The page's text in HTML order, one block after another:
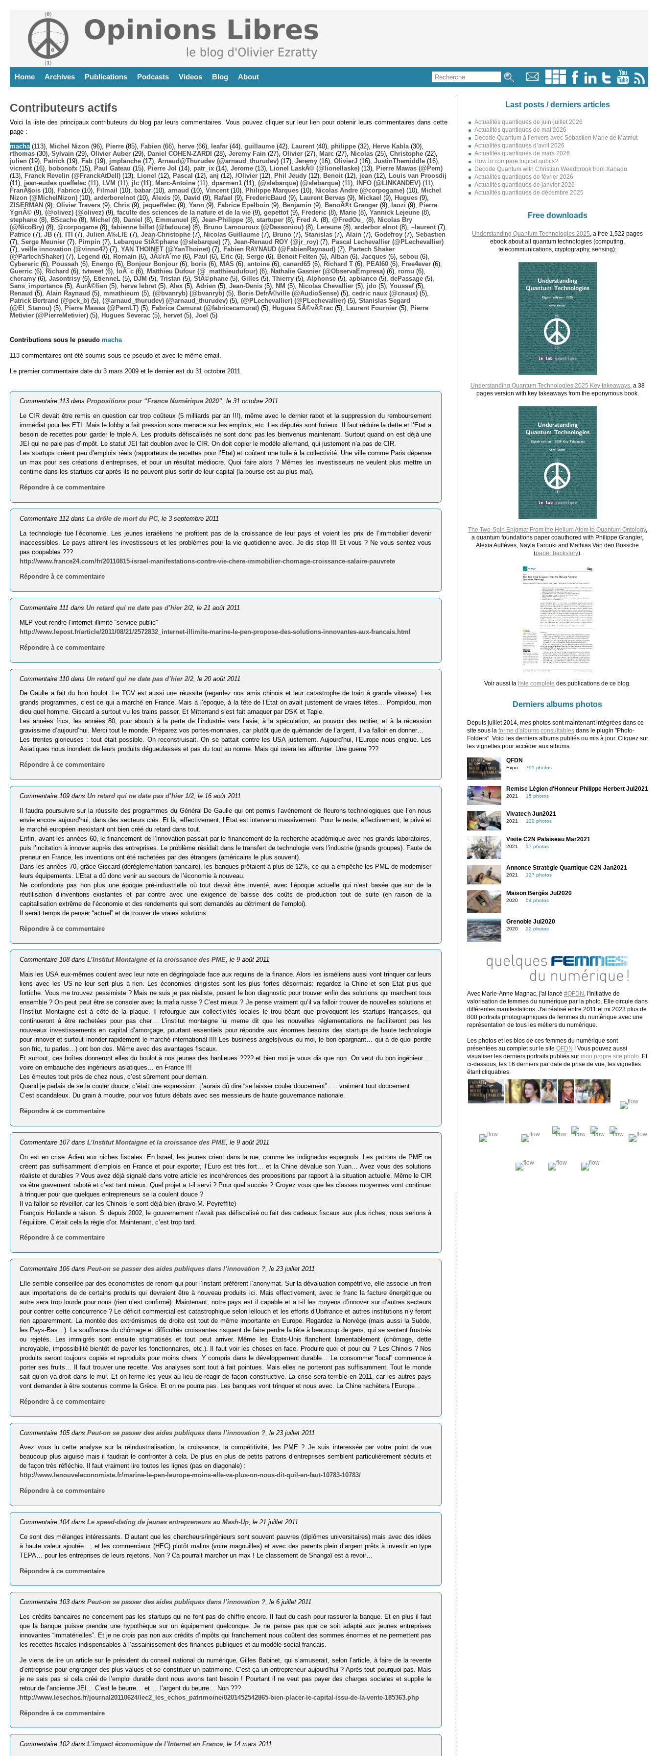
Home Archives Publications Podcasts Videos Blog About
Contributeurs actifs
Voici la liste des principaux contributeurs du blog par leurs commentaires. Vous pouvez cliquer sur leur lien pour obtenir leurs commentaires dans cette
page :
macha (113), Michel Nizon (96), Pierre (85), Fabien (66), herve (66), leafar (44), guillaume (42), Laurent (40), philippe (32), Herve Kabla (30),
rthomas (30), Sylvain (29), Olivier Auber (29), Daniel COHEN-ZARDI (28), Jeremy Fain (27), Olivier (27), Marc (27), Nicolas (25), Christophe (22),
julien (19), Patrick (19), Fab (19), jmplanche (17), Arnaud@Thurudev (@arnaud_thurudev) (17), Jeremy (16), OlivierJ (16), JustinThemiddle (16),
vicnent (16), bobonofx (15), Paul Gateau (15), Pierre Jol (14), patr_ix (14), Jerome (13), Lionel LaskÃ© (@lionellaske) (13),
Pierre Mawas (@Pem)
(13),
Franck Revelin (@FranckAtDell) (13), Lionel (12), Pascal (12), anj (12), /Olivier (12), Phil Jeudy (12), Benoit (12), jean (12),
Louis van Proosdij
(11), jean-eudes queffelec (11), LVM (11), jlc (11), Marc-Antoine (11), dparmen1 (11), (@slebarque) (@slebarque) (11), INFO (@LINKANDEV) (11),
FranÃ§ois (10), Fabrice (10), Filmail (10), babar (10), arnaud (10), Vincent (10), Philippe Marques (10), Nicolas Andre (@corpogame) (10),
Michel
Nizon (@MichelNizon) (10), arderborelnot (10), Alexis (9), David (9), Rafael (9), FredericBaud (9), Laurent Bervas (9), Mickael (9), Hugues (9),
ZISERMAN (9), Olivier Travers (9), Chris (9), jequeffelec (9), Yann (9), Fabrice Epelboin (9), Benjamin (9), BenoÃ®t Granger (9), laozi (9),
Pierre
YgriÃ© (9), (@olivez) (@olivez) (9), faculte des sciences de la nature et de la vie (9), gepettot (9), Frederic (8), Marie (8), Yannick Lejeune (8),
stephane (8), BScache (8), Michel (8), Daniel (8), Emmanuel (8), Jean-Philippe (8), startuper (8), Fred A. (8), @FredOu_ (8),
Nicolas Bry
(@NicoBry) (8), @corpogame (8), fabienne billat (@fadouce) (8), Bruno Lamouroux (@Dassoniou) (8), Lereune (8), arderbor elnot (8), ~laurent (7),
Patrice (7), JB (7), ITI (7), Julien Ã‰LIE (7), Jean-Christophe (7), Nicolas Guillaume (7), Bruno (7), Stanislas (7), Alain (7), Godefroy (7), Sebastien
(7), Serge Meunier (7), Pimpin (7), Lebarque StÃ©phane (@slebarque) (7), Jean-Renaud ROY (@jr_roy) (7),
Pascal Lechevallier (@PLechevallier)
(7), veille innovation (@vinno47) (7), YAN THOINET (@YanThoinet) (7), Fabien RAYNAUD (@FabienRaynaud) (7),
Partech Shaker
(@PartechShaker) (7), Legend (6), Romain (6), JÃ©rÃ´me (6), Paul (6), Eric (6), Serge (6), Benoit Felten (6), Alban (6), Jacques (6), sebou (6),
Cybereric (6), Poussah (6), Energo (6), Bonjour Bonjour (6), boris (6), MAS (6), antoine (6), canard65 (6), Richard T (6), PEAI60 (6), Free4ever (6),
Guerric (6), Richard (6), tvtweet (6), loÃ¯c (6), Matthieu Dufour (@_matthieudufour) (6), Nathalie Gasnier (@ObservaEmpresa) (6), romu (6),
cheramy (6), Jasontrisy (6), EtienneL (5), DJM (5), Tristan (5), StÃ©phane (5), Gilles (5), Thierry (5), Alphonse (5), apbianco (5), dePassage (5),
Sans_importance (5), AurÃ©lien (5), herve lebret (5), Alex (5), Adrien (5), Jean-Denis (5), NM (5), Nicolas Chevallier (5), jdo (5), Youssef(5),
Renaud (5), Alain Raynaud (5), mmathieum (5), (@bvanryb) (@bvanryb) (5), Boris DefrÃ©ville (@AudioSense) (5), cedric naux (@cnaux) (5),
Patrick Bertrand (@pck_b) (5), (@arnaud_thurudev) (@arnaud_thurudev) (5), (@PLechevallier) (@PLechevallier) (5), Stanislas Segard
(@El_Stanou) (5), Pierre Mawas (@PemLT) (5), Fabrice Camurat (@fabricecamurat) (5), Hugues SÃ©vÃ©rac (5), Laurent Fournier (5),
Pierre
Metivier (@PierreMetivier) (5), Hugues Severac (5), hervet (5), Joel (5)
Contributions sous le pseudo macha
113 commentaires ont été soumis sous ce pseudo et avec le même email.
Le premier commentaire date du 3 mars 2009 et le dernier est du 31 octobre 2011.
Commentaire 113 dansPropositions pour “France Numérique 2020”, le 31 octobre 2011
Le CIR devait être remis en question car trop coûteux (5 milliards par an !!!), même avec le dernier rabot et la suppression du remboursement
immédiat pour les ETI. Mais le lobby a fait pression sous menace sur les emplois, etc. Les députés sont furieux. Il faut réduire la dette et l’Etat a
besoin de recettes pour garder le triple A. Les produits défiscalisés ne sont donc pas les bienvenus maintenant. Surtout quand on est déjà une
JEI qui ne paie pas d’impôt. Le statut JEI fait doublon avec le CIR. On doit copier le modèle allemand, qui justement n’a pas de CIR.
Les startups créent peu d’emplois réels (rapporteurs de recettes pour l’Etat) et coûtent une tuile à la collectivité. Une ville comme Paris dépense
un max pour ses créations d’entreprises, et pour un résultat médiocre. Quoi faire alors ? Mêmes les investisseurs ne veulent plus mettre un
centime dans les startups car après ils ne peuvent plus sortir de leur capital (la bourse est au plus mal).
Répondre à ce commentaire
Commentaire 112 dansLa drôle de mort du PC, le 3 septembre 2011
La technologie tue l’économie. Les jeunes israéliens ne profitent pas de la croissance de leur pays et voient les prix de l’immobilier devenir
inaccessibles. Le pays attirent les investisseurs et les problèmes pour la vie quotidienne avec. Je dis stop !!! Et vous ? Ne vous sentez vous
pas coupables ???
http://www.france24.com/fr/20110815-israel-manifestations-contre-vie-chere-immobilier-chomage-croissance-salaire-pauvrete
Répondre à ce commentaire
Commentaire 111 dansUn retard qui ne date pas d’hier 2/2, le 21 août 2011
MLP veut rendre l’internet illimité “service public”
http://www.lepost.fr/article/2011/08/21/2572832_internet-illimite-marine-le-pen-propose-des-solutions-innovantes-aux-francais.html
Répondre à ce commentaire
Commentaire 110 dansUn retard qui ne date pas d’hier 2/2 , le 20 août 2011
De Gaulle a fait du bon boulot. Le TGV est aussi une réussite (regardez nos amis chinois et leur catastrophe de train à grande vitesse). Les
grands programmes, c’est ce qui a marché en France. Mais à l’époque, à la tête de l’Etat on avait justement de vraies têtes… Pompidou, mon
dieu quel homme. Giscard a surtout vu les trains passer. Et Mitterrand s’est fait arnaquer par DSK et Tapie.
Les années frics, les années 80, pour aboutir à la perte de l’industrie vers l’asie, à la spéculation, au pouvoir des rentier, et à la récession
gravissime d’aujourd’hui. Merci tout le monde. Préparez vos portes-monnaies, car plutôt que de quémander de l’argent, il va falloir en donner…
Les trentes glorieuses : tout était possible. On reconstruisait. On se battait contre les USA justement. Aujourd’hui, l’Europe nous englue. Les
Asiatiques nous inondent de leurs produits dégueulasses et pas du tout au norme. Mais qui osera les affronter. Une guerre ???
Répondre à ce commentaire
Commentaire 109 dansUn retard qui ne date pas d’hier 1/2 , le 16 août 2011
Il faudra poursuivre sur la réussite des programmes du Général De Gaulle qui ont permis l’avénement de fleurons technologiques que l’on nous
envie encore aujourd’hui, dans des secteurs clés. Et là, effectivement, l’Etat est intervenu massivement. Pour le reste, effectivement, le privé et
le marché européen inexistant ont bien créé du retard dans tout.
Enfin, avant les années 60, le financement de l’innovation passait par le financement de la recherche académique avec nos grands laboratoires,
puis l’incitation à innover auprès des entreprises. Le problème résidait dans le transfert de technologie vers l’industrie (grands groupes). Faute de
preneur en France, les inventions ont été rachetées par des étrangers (américains le plus souvent).
Dans les années 70, grâce Giscard (déréglementation bancaire), les banques prêtaient à plus de 12%, ce qui a empêché les PME de moderniser
leurs équipements. L’Etat a dû donc venir au secours de l’économie à nouveau.
Ne confondons pas non plus une époque pré-industrielle où tout devait être inventé, avec l’époque actuelle qui n’est basée que sur de la
réutilisation d’inventions existantes et par contre avec une exigence de baisse des coûts de production tout de suite (en raison de la
capitalisation extrême de l’économie et des rendements qui sont demandés au détriment de l’emploi).
Il serait temps de penser “actuel” et de trouver de vraies solutions.
Répondre à ce commentaire
Commentaire 108 dansL’Institut Montaigne et la croissance des PME, le 9 août 2011
Mais les USA eux-mêmes coulent avec leur note en dégringolade face aux requins de la finance. Alors les israéliens aussi vont trinquer car leurs
liens avec les US ne leur sert plus à rien. Les économies dirigistes sont les plus fortes désormais: regardez la Chine et son Etat plus que
fortiche. Vous me trouvez pessimiste ? Mais ne suis je pas réaliste, posant le bon diagnostic pour trouver enfin des solutions qui marchent tous
ensemble ? On peut peut être se consoler avec la mafia russe ? C’est mieux ? Je pense vraiment qu’il va falloir trouver de nouvelles solutions et
l’Institut Montaigne est à côté de la plaque. Il refourgue aux collectivités locales le trou béant que provoquent les startups françaises, qui
continueront à être rachetées pour pas cher… L’institut montaigne lui meme dit que les nouvelles réglementations ne faciliteront pas les
nouveaux investissements en capital d’amorçage, pourtant essentiels pour répondre aux énormes besoins des startups de haute technologie
pour innover et surtout inonder rapidement le marché international !!!! Les business angels(vous ou moi, le bon épargnant… qui a de quoi perdre
son fric, tu parles…) ont bon dos. Même avec des avantages fiscaux.
Et surtout, ces boîtes donneront elles du boulot à nos jeunes des banlieues ???? et bien moi je vous dis que non. On veut du bon ingénieur….
voire on embauche des ingénieurs asiatiques… en France !!!
Les émeutes tout près de chez nous, c’est sûrement pour demain.
Quand je parlais de se la couler douce, c’était une expression : j’aurais dû dire “se laisser couler doucement”….. vraiment tout doucement.
C’est scandaleux. Du grain à moudre, pour vos futurs débats avec ses messieurs de haute gouvernance nationale.
Répondre à ce commentaire
Commentaire 107 dansL’Institut Montaigne et la croissance des PME , le 9 août 2011
On est en crise. Adieu aux niches fiscales. En Israël, les jeunes crient dans la rue, comme les indignados espagnols. Les patrons de PME ne
créent pas suffisamment d’emplois en France et pour exporter, l’Euro est très fort… et la Chine dévalue son Yuan… Avez vous des solutions
réaliste et durables ? Vous avez déjà signalé dans votre article les incohérences des propositions par rapport à la situation actuelle. Même le CIR
va être gravement raboté et c’est tant mieux. Quel projet a t-il servi ? Pour quel succès ? Croyez vous que les classes moyennes vont continuer
à trinquer pour que quelques entrepreneurs se la coulent douce ?
Il va falloir se réveiller, car les Chinois le sont déjà bien (bravo M. Peyreffite)
François Hollande a raison. Si depuis 2002, le gouvernement n’avait pas défiscalisé ou fait des cadeaux fiscaux aux plus riches, nous serions à
l’équilibre. C’était cela la règle d’or. Maintenant, c’est trop tard.
Répondre à ce commentaire
Commentaire 106 dansPeut-on se passer des aides publiques dans l’innovation ?, le 23 juillet 2011
Elle semble conseillée par des économistes de renom qui pour l’instant préfèrent l’anonymat. Sur la dévaluation compétitive, elle associe un frein
aux importations de de certains produits qui devraient être à nouveau produits ici. Mais effectivement, avec le franc la facture énergétique ou
autre sera trop lourde pour nous (rien n’est confirmé). Maintenant, notre pays est il capable et a t-il les moyens d’innover sur d’autres secteurs
pour contrer cette concurrence ? Le déficit commercial est catastrophique selon lellouch et les efforts d’Ubifrance et autres institutions n’y feront
rien apparemment. La montée des extrémismes de droite est tout de même importante en Europe. Regardez la Norvège (mais aussi la Suède,
les Pays-Bas…). La souffrance du chômage et difficultés croissantes risquent de faire perdre la tête à beaucoup de gens, qui se sentent frustrés
ou rejetés. Les immigrés sont ensuite stigmatisés et tout peut arriver. Même les Etats-Unis flanchent lamentablement (chômage, dette
incroyable, impossibilité bientôt de payer les fonctionnaires, etc.). Il faut voir les choses en face. Produire quoi et pour qui ? Les Chinois ? Nos
produits seront toujours copiés et reproduits pour moins chers. Y compris dans le développement durable… Le consommer “local” commence à
porter ses fruits… Il faut trouver une recette. Vos analyses sont tout à fait pointues. Mais elles ne porteront pas suffisamment. Tout le monde
sait qu’on va droit dans le mur. Et on ferme les yeux au lieu de réagir de façon constructive. La crise sera terrible en 2011, car les autres pays
vont demander à être soutenus comme la Grèce. Et on ne pourra pas. Les banques vont trinquer et nous avec. La Chine rachètera l’Europe…
Répondre à ce commentaire
Commentaire 105 dansPeut-on se passer des aides publiques dans l’innovation ? , le 23 juillet 2011
Avez vous lu cette analyse sur la réindustrialisation, la croissance, la compétitivité, les PME ? Je suis interessée par votre point de vue
beaucoup plus aiguisé mais il faudrait le confronter à cela. De plus en plus de petits patrons d’entreprises semblent particulièrement séduits et
de façon très réfléchie. Il faut vraiment lire toutes les lignes (pas en diagonale) :
http://www.lenouveleconomiste.fr/marine-le-pen-leurope-moins-elle-va-plus-on-nous-dit-quil-en-faut-10783-10783/
Répondre à ce commentaire
Commentaire 104 dansLe speed-dating de jeunes entrepreneurs au Mash-Up , le 21 juillet 2011
Ce sont des mélanges intéressants. D’autant que les chercheurs/ingénieurs sont souvent pauvres (diplômes universitaires) mais avec des idées
à haute valeur ajoutée…, et les commerciaux (HEC) plutôt malins (voire magouilles) et avec des parents plein d’argent prêts à investir en type
TEPA… pour les entreprises de leurs rejetons. Non ? Ca pourrait marcher un max ! Le classement de Shangaï est à revoir…
Répondre à ce commentaire
Commentaire 103 dansPeut-on se passer des aides publiques dans l’innovation ?, le 6 juillet 2011
Les crédits bancaires ne concernent pas les startups qui ne font pas de chiffre encore. Il faut du cash pour rassurer la banque. Et en plus il faut
que la banque puisse prendre une hypothèque sur un équipement quelconque. Je ne pense pas que ce soit adapté aux jeunes entreprises
innovantes “immatérielles”. Et je ne crois pas non aux crédits d’impôts qui franchement nous coûtent des sommes énormes et ne permettent pas
les recettes fiscales indispensables à l’assainissement des finances publiques et au modèle social français.
Je viens de lire un article sur le président du conseil national du numérique, Gilles Babinet, qui s’amuserait, selon l’article, à faire de la revente
d’entreprise pour engranger des plus values et se constituer un patrimoine. C’est ça un entrepreneur aujourd’hui ? Après tout pourquoi pas. Mais
je ne sais pas si cela créé de l’emploi durable dont nous avons tant besoin ! Pourtant il ne veut pas payer des charges sociales et supplie le
retour de l’ancienne JEI… C’est le beurre… et…. l’argent du beurre… Non ???
http://www.lesechos.fr/journal20110624/lec2_les_echos_patrimoine/0201452542865-bien-placer-le-capital-issu-de-la-vente-185363.php
Répondre à ce commentaire
Commentaire 102 dansL’impact économique de l’Internet en France, le 14 mars 2011
Last posts / derniers articles
Actualités quantiques de juin-juillet 2026
Actualités quantiques de mai 2026
Decode Quantum à l’envers avec Sébastien Marie de Matmut
Actualités quantiques d’avril 2026
Actualités quantiques de mars 2026
How to compare logical qubits?
Decode Quantum with Christian Weedbrook from Xanadu
Actualités quantiques de février 2026
Actualités quantiques de janvier 2026
Actualités quantiques de décembre 2025
Free downloads
Understanding Quantum Technologies 2025 , a free 1,522 pages
ebook about all quantum technologies (computing,
telecommunications, cryptography, sensing):
Understanding Quantum Technologies 2025 Key takeaways, a 38
pages version with key takeaways from the eponymous book.
The Two-Spin Enigma: From the Helium Atom to Quantum Ontology,
a quantum foundations paper coauthored with Philippe Grangier,
Alexia Auffèves, Nayla Farouki and Mathias Van den Bossche
(paper backstory).
Voir aussi la liste complète des publications de ce blog.
Derniers albums photos
Depuis juillet 2014, mes photos sont maintenant intégrées dans ce
site sous la forme d'albums consultablesdans le plugin "Photo-
Folders". Voici les derniers albums publiés ou mis à jour. Cliquez sur
les vignettes pour accéder aux albums.
QFDN
Expo 791 photos
Remise Légion d'Honneur Philippe Herbert Jul2021
2021 15 photos
Vivatech Jun2021
2021 120 photos
Visite C2N Palaiseau Mar2021
2021 17 photos
Annonce Stratégie Quantique C2N Jan2021
2021 137 photos
Maison Bergès Jul2020
2020 54 photos
Grenoble Jul2020
2020 22 photos
Avec Marie-Anne Magnac, j'ai lancé #QFDN
, l'initiative de
valorisation de femmes du numérique par la photo. Elle circule dans
différentes manifestations. J'ai réalisé entre 2011 et mi 2023 plus de
800 portraits photographiques de femmes du numérique avec une
représentation de tous les métiers du numérique.
Les photos et les bios de ces femmes du numérique sont
présentées au complet sur le site QFDN ! Vous pouvez aussi
visualiser les derniers portraits publiés sur mon propre site photo . Et
ci-dessous, les 16 derniers par date de prise de vue, les vignettes
étant cliquables.